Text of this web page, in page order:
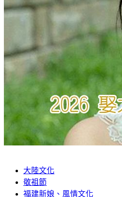
大陸文化
敬祖節
福建新娘、風情文化